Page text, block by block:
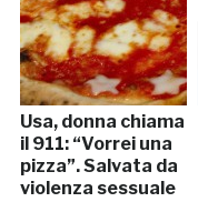
Usa, donna chiama
il 911: “Vorrei una
pizza”. Salvata da
violenza sessuale